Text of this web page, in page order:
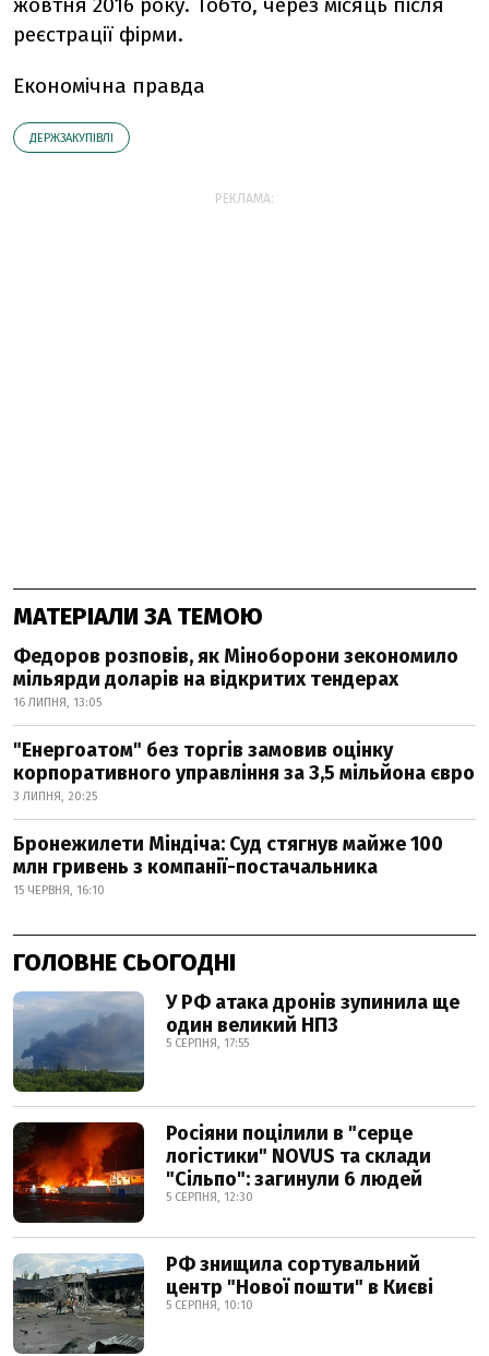
реєстрації фірми.
Економічна правда
ДЕРЖЗАКУПІВЛІ
РЕКЛАМА:
МАТЕРІАЛИ ЗА ТЕМОЮ
Федоров розповів, як Міноборони зекономило
мільярди доларів на відкритих тендерах
16 ЛИПНЯ, 13:05
"Енергоатом" без торгів замовив оцінку
корпоративного управління за 3,5 мільйона євро
3 ЛИПНЯ, 20:25
Бронежилети Міндіча: Суд стягнув майже 100
млн гривень з компанії-постачальника
15 ЧЕРВНЯ, 16:10
ГОЛОВНЕ СЬОГОДНІ
У РФ атака дронів зупинила ще
один великий НПЗ
5 СЕРПНЯ, 17:55
Росіяни поцілили в "серце
логістики" NOVUS та склади
"Сільпо": загинули 6 людей
5 СЕРПНЯ, 12:30
РФ знищила сортувальний
центр "Нової пошти" в Києві
5 СЕРПНЯ, 10:10